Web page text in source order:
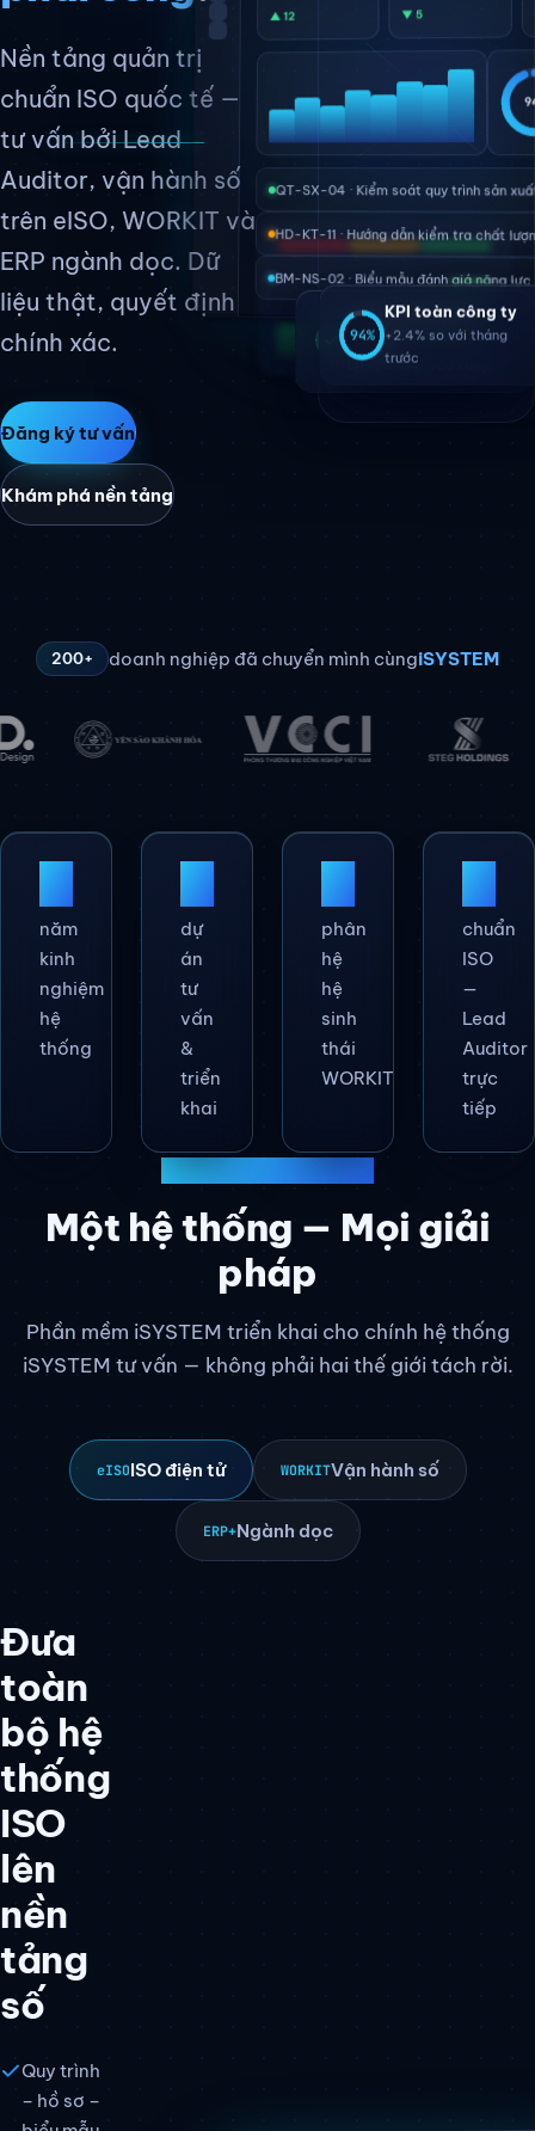
Tái cấu trúc toàn diện doanh nghiệp
Truyền thông marketing
Về iSYSTEM
Về chúng tôi
Sứ mệnh chúng tôi
Chính sách chất lượng
Nền tảng quản trị
chuẩn ISO quốc tế —
tư vấn bởi Lead
Auditor, vận hành số
trên eISO, WORKIT và
ERP ngành dọc. Dữ
liệu thật, quyết định
chính xác.
Đăng ký tư vấn
Khám phá nền tảng
▲ 12 ▼ 5
QT-SX-04 · Kiểm soát quy trình sản
HD-KT-11 · Hướng dẫn kiểm tra chất
BM-NS-02 · Biểu mẫu đánh giá năng lực
Phê duyệt thành
công
94%
KPI toàn công ty
+2.4% so với tháng
trước
200+ doanh nghiệp đã chuyển mình cùngiSYSTEM
25
năm
kinh
nghiệm
hệ
thống
200
dự
án
tư
vấn
&
triển
khai
80
phân
hệ
hệ
sinh
thái
WORKIT
5
chuẩn
ISO
—
Lead
Auditor
trực
tiếp
Một hệ thống — Mọi giải
pháp
Phần mềm iSYSTEM triển khai cho chính hệ thống
iSYSTEM tư vấn — không phải hai thế giới tách rời.
eISOISO điện tử WORKITVận hành số
ERP+Ngành dọc
Đưa
toàn
bộ hệ
thống
ISO
lên
nền
tảng
số
Quy trình
– hồ sơ –